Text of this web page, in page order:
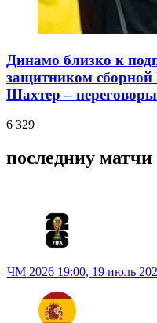
Динамо близко к
защитником сборной
Шахтер –
6 329
последниу матчи
ЧМ 2026 19:00, 19 июль